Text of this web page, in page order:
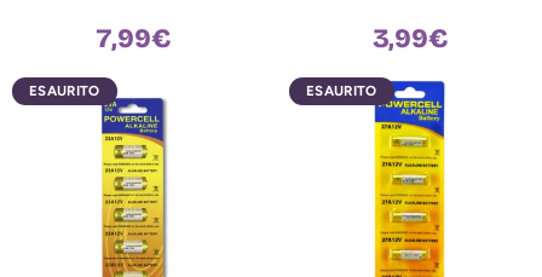
7,99€ 3,99€
ESAURITO ESAURITO